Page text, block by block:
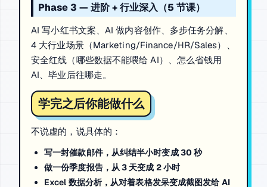
Phase 3 — 进阶 + 行业深入（5 节课）
AI 写小红书文案、AI 做内容创作、多步任务分解、
4 大行业场景（Marketing/Finance/HR/Sales）、
安全红线（哪些数据不能喂给 AI）、怎么省钱用
AI、毕业后往哪走。
学完之后你能做什么
不说虚的，说具体的：
写一封催款邮件，从纠结半小时变成30 秒
做一份季度报告，从3 天变成 2 小时
Excel 数据分析，从对着表格发呆变成截图发给 AI